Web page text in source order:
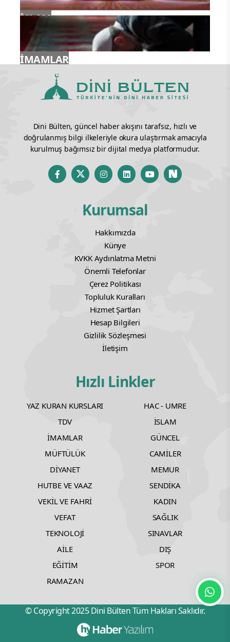
İSLAM
İMAMLAR
Dini Bülten, güncel haber akışını tarafsız, hızlı ve
doğrulanmış bilgi ilkeleriyle okura ulaştırmak amacıyla
kurulmuş bağımsız bir dijital medya platformudur.
Kurumsal
Hakkımızda
Künye
KVKK Aydınlatma Metni
Önemli Telefonlar
Çerez Politikası
Topluluk Kuralları
Hizmet Şartları
Hesap Bilgileri
Gizlilik Sözleşmesi
İletişim
Hızlı Linkler
YAZ KURAN KURSLARI
HAC - UMRE
TDV
İSLAM
İMAMLAR
GÜNCEL
MÜFTÜLÜK
CAMİLER
DİYANET
MEMUR
HUTBE VE VAAZ
SENDİKA
VEKİL VE FAHRİ
KADIN
VEFAT
SAĞLIK
TEKNOLOJİ
SINAVLAR
AİLE
DIŞ
EĞİTİM
SPOR
RAMAZAN
© Copyright 2025 Dini Bülten Tüm Hakları Saklıdır.